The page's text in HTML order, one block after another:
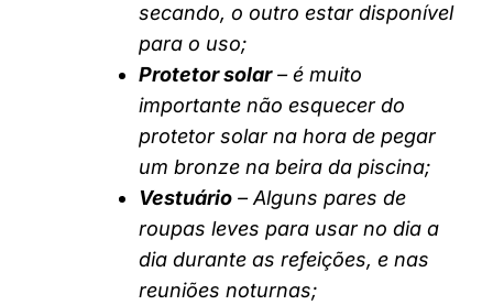
secando, o outro estar disponível
para o uso;
Protetor solar– é muito
importante não esquecer do
protetor solar na hora de pegar
um bronze na beira da piscina;
Vestuário – Alguns pares de
roupas leves para usar no dia a
dia durante as refeições, e nas
reuniões noturnas;